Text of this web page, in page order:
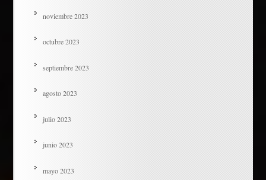
noviembre 2023
octubre 2023
septiembre 2023
agosto 2023
julio 2023
junio 2023
mayo 2023